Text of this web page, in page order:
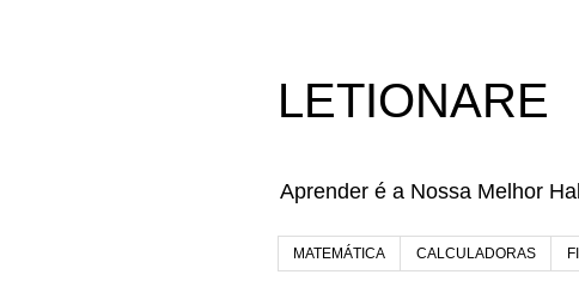
LETIONARE
Aprender é a Nossa Melhor
MATEMÁTICA CALCULADORAS